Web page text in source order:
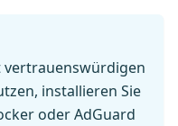
vertrauenswürdigen
installieren Sie
oder AdGuard